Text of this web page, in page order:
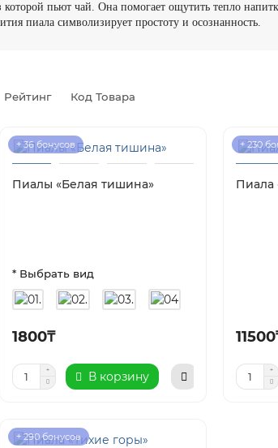
пьют чай. Она помогает ощутить тепло
пиала символизирует простоту и осознанность.
Рейтинг Код Товара
+ 36 бонусов
Пиалы «Белая тишина»
* Выбрать вид
1800₸
В корзину
+ 230
Пиала
+ 290 бонусов